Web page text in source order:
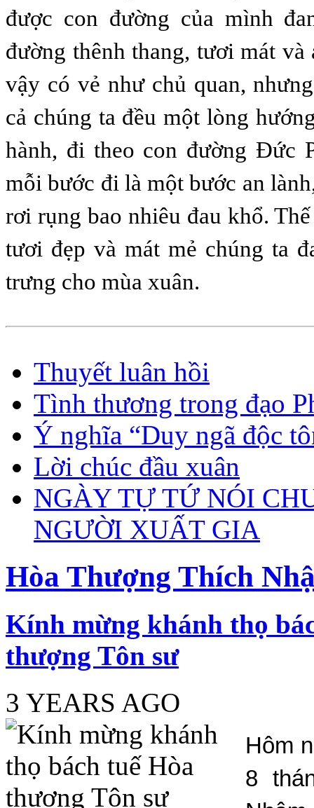
được con đường của mình
đường thênh thang, tươi mát
vậy có vẻ như chủ quan,
cả chúng ta đều một lòng
hành, đi theo con đường Đức
mỗi bước đi là một bước an
rơi rụng bao nhiêu đau khổ.
tươi đẹp và mát mẻ chúng ta
trưng cho mùa xuân.
Thuyết luân hồi
Tình thương trong đạo
Ý nghĩa “Duy ngã độc
Lời chúc đầu xuân
NGÀY TỰ TỨ NÓI
NGƯỜI XUẤT GIA
Hòa Thượng Thích
Kính mừng khánh thọ
thượng Tôn sư
3 YEARS AGO
Hôm
8